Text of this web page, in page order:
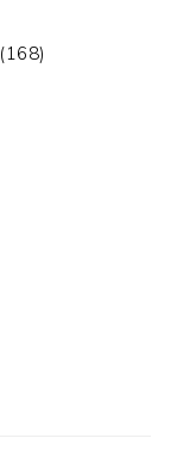
(168)